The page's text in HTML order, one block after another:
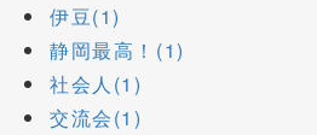
伊豆(1)
静岡最高！(1)
社会人(1)
交流会(1)